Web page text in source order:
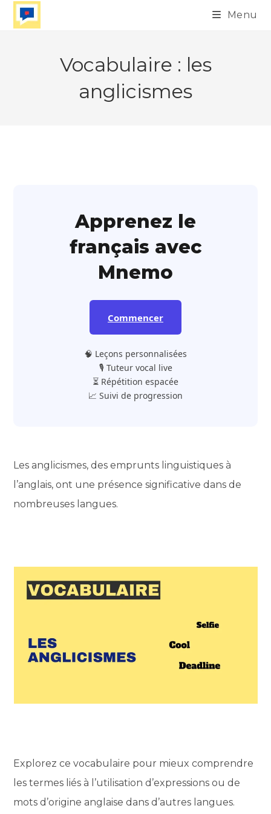
Skip
Menu
Vocabulaire : les
anglicismes
Apprenez le
français avec
Mnemo
Commencer
🧠 Leçons personnalisées
🎙️ Tuteur vocal live
⏳ Répétition espacée
📈 Suivi de progression
Les anglicismes, des emprunts linguistiques à
l’anglais, ont une présence significative dans de
nombreuses langues.
Explorez ce vocabulaire pour mieux comprendre
les termes liés à l’utilisation d’expressions ou de
mots d’origine anglaise dans d’autres langues.